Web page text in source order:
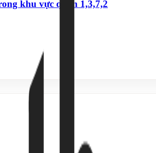
khu vực quận 1,3,7,2